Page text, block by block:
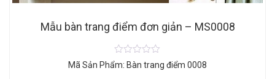
Mẫu bàn trang điểm đơn giản – MS0008
Mã Sản Phẩm: Bàn trang điểm 0008